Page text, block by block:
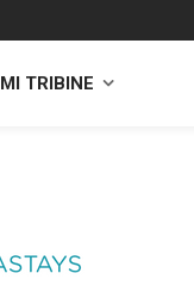
MI TRIBINE